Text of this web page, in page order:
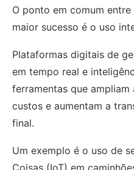
O ponto em comum
maior sucesso é o uso
Plataformas digitais de
em tempo real e
ferramentas que ampliam
custos e aumentam a
final.
Um exemplo é o uso de
Coisas (IoT) em